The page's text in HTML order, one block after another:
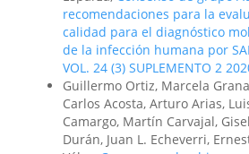
recomendaciones para la
calidad para el diagnóstico
de la infección humana por
VOL. 24 (3) SUPLEMENTO 2
Guillermo Ortiz, Marcela
Carlos Acosta, Arturo Arias,
Camargo, Martín Carvajal,
Durán, Juan L. Echeverri,